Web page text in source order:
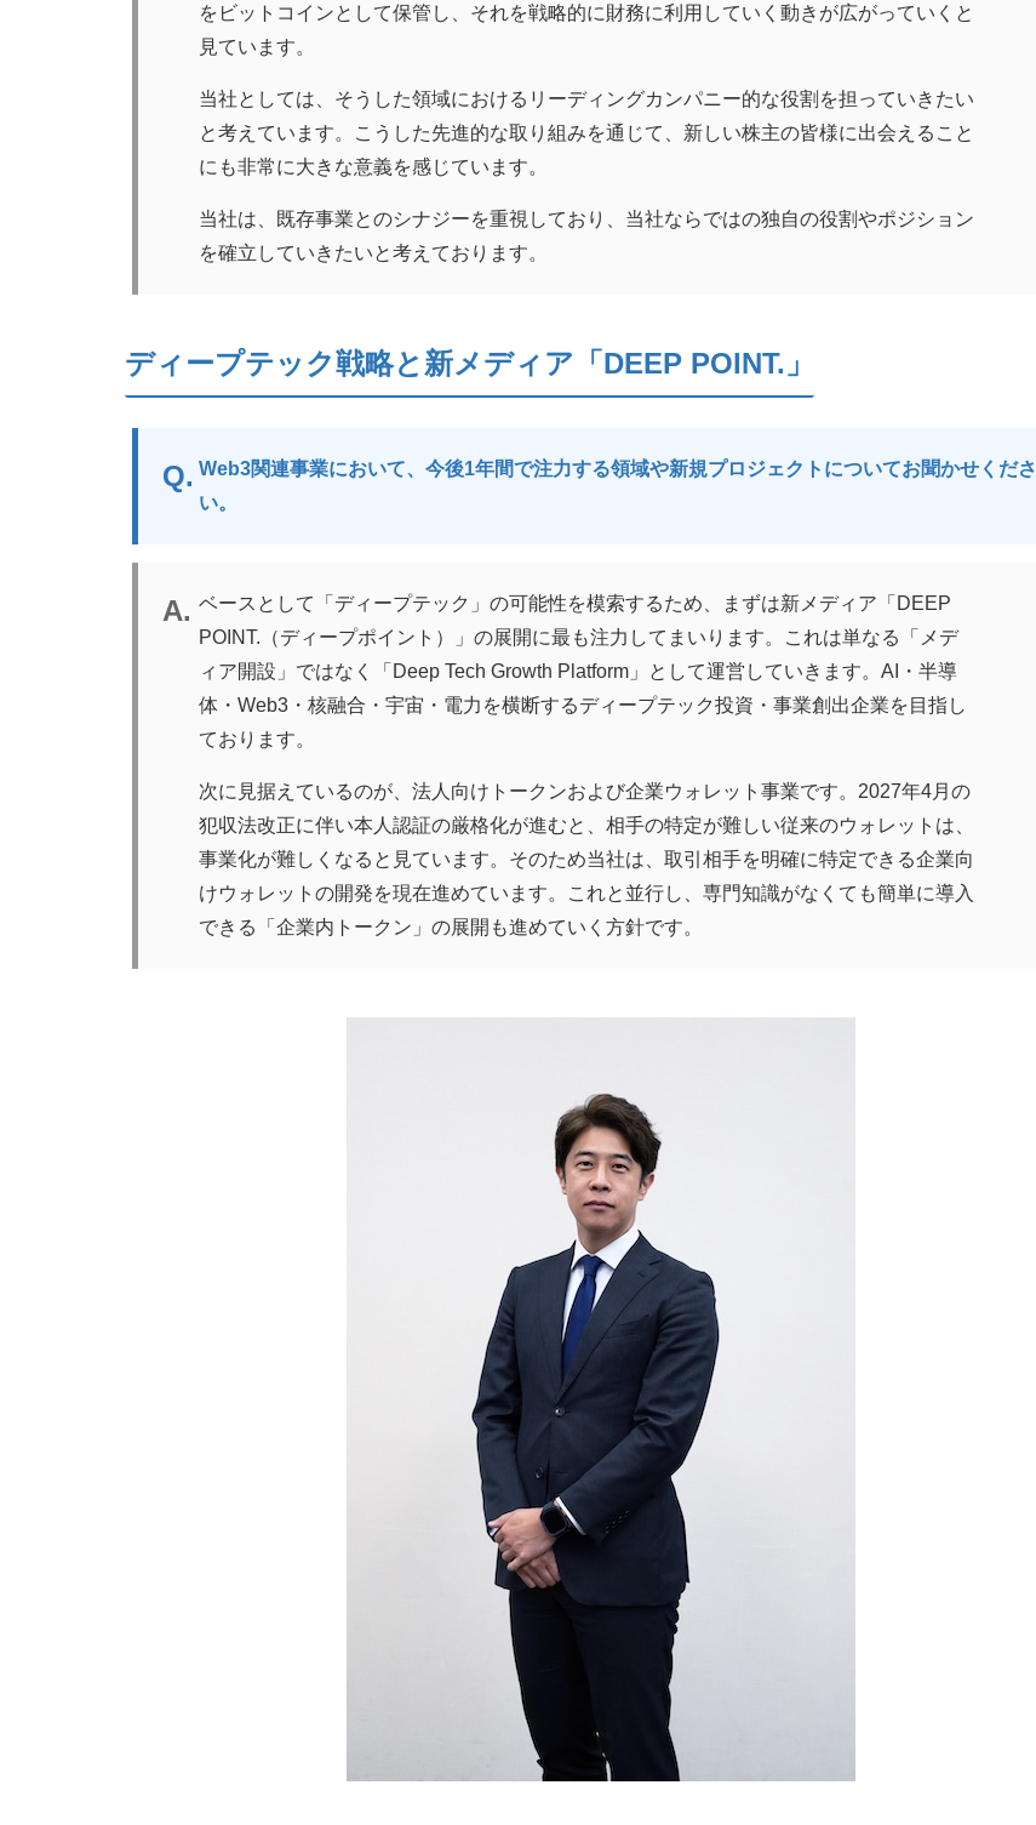
をビットコインとして保管し、それを戦略的に財務に利用していく動きが広がっていくと
見ています。
当社としては、そうした領域におけるリーディングカンパニー的な役割を担っていきたい
と考えています。こうした先進的な取り組みを通じて、新しい株主の皆様に出会えること
にも非常に大きな意義を感じています。
当社は、既存事業とのシナジーを重視しており、当社ならではの独自の役割やポジション
を確立していきたいと考えております。
ディープテック戦略と新メディア「DEEP POINT.」
Web3関連事業において、今後1年間で注力する領域や新規プロジェクトについてお聞かせくださ
い。
ベースとして「ディープテック」の可能性を模索するため、まずは新メディア「DEEP
POINT.（ディープポイント）」の展開に最も注力してまいります。これは単なる「メデ
ィア開設」ではなく「Deep Tech Growth Platform」として運営していきます。AI・半導
体・Web3・核融合・宇宙・電力を横断するディープテック投資・事業創出企業を目指し
ております。
次に見据えているのが、法人向けトークンおよび企業ウォレット事業です。2027年4月の
犯収法改正に伴い本人認証の厳格化が進むと、相手の特定が難しい従来のウォレットは、
事業化が難しくなると見ています。そのため当社は、取引相手を明確に特定できる企業向
けウォレットの開発を現在進めています。これと並行し、専門知識がなくても簡単に導入
できる「企業内トークン」の展開も進めていく方針です。